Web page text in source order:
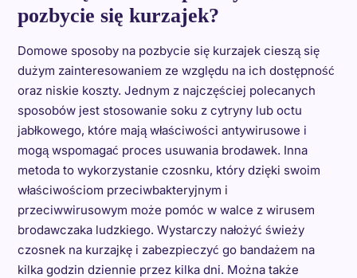
pozbycie się kurzajek?
Domowe sposoby na pozbycie się kurzajek cieszą się
dużym zainteresowaniem ze względu na ich dostępność
oraz niskie koszty. Jednym z najczęściej polecanych
sposobów jest stosowanie soku z cytryny lub octu
jabłkowego, które mają właściwości antywirusowe i
mogą wspomagać proces usuwania brodawek. Inna
metoda to wykorzystanie czosnku, który dzięki swoim
właściwościom przeciwbakteryjnym i
przeciwwirusowym może pomóc w walce z wirusem
brodawczaka ludzkiego. Wystarczy nałożyć świeży
czosnek na kurzajkę i zabezpieczyć go bandażem na
kilka godzin dziennie przez kilka dni. Można także